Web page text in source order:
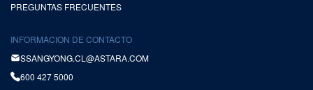
PREGUNTAS FRECUENTES
INFORMACION DE CONTACTO
SSANGYONG.CL@ASTARA.COM
600 427 5000